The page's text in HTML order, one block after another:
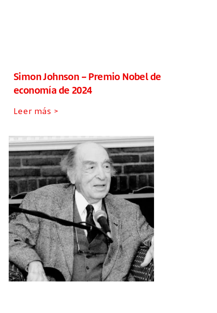
Simon Johnson – Premio Nobel de
economía de 2024
Leer más >